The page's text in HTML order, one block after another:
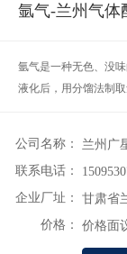
氩气-兰州气体
氩气是一种无色、没
液化后，用分馏法制
钢、镁、铝等的电弧焊
公司名称： 兰州广
联系电话：
企业厂址： 甘肃省
价格： 价格面